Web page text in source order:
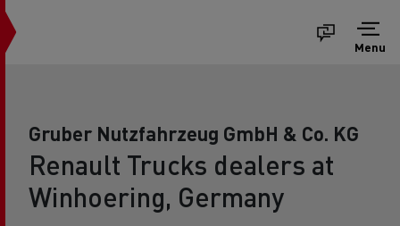
Menu
Gruber Nutzfahrzeug GmbH & Co. KG
Renault Trucks dealers at
Winhoering, Germany